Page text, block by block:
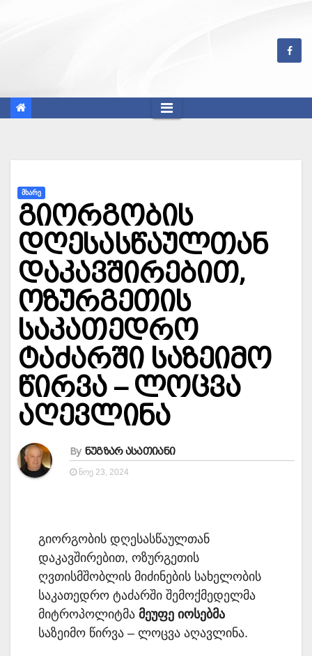
ᲛᲮᲐᲠᲔ
გიორგობის
დღესასწაულთან
დაკავშირებით,
ოზურგეთის
საკათედრო
ტაძარში საზეიმო
წირვა – ლოცვა
აღევლინა
By ნუგზარ ასათიანი
ᲜᲝᲔ 23, 2024
გიორგობის დღესასწაულთან
დაკავშირებით, ოზურგეთის
ღვთისმშობლის მიძინების სახელობის
საკათედრო ტაძარში შემოქმედელმა
მიტროპოლიტმა მეუფე იოსებმა
საზეიმო წირვა – ლოცვა აღავლინა.